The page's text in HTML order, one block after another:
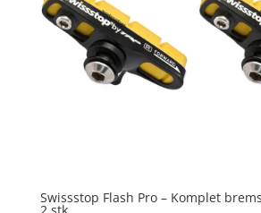
Swissstop Flash Pro – Komplet